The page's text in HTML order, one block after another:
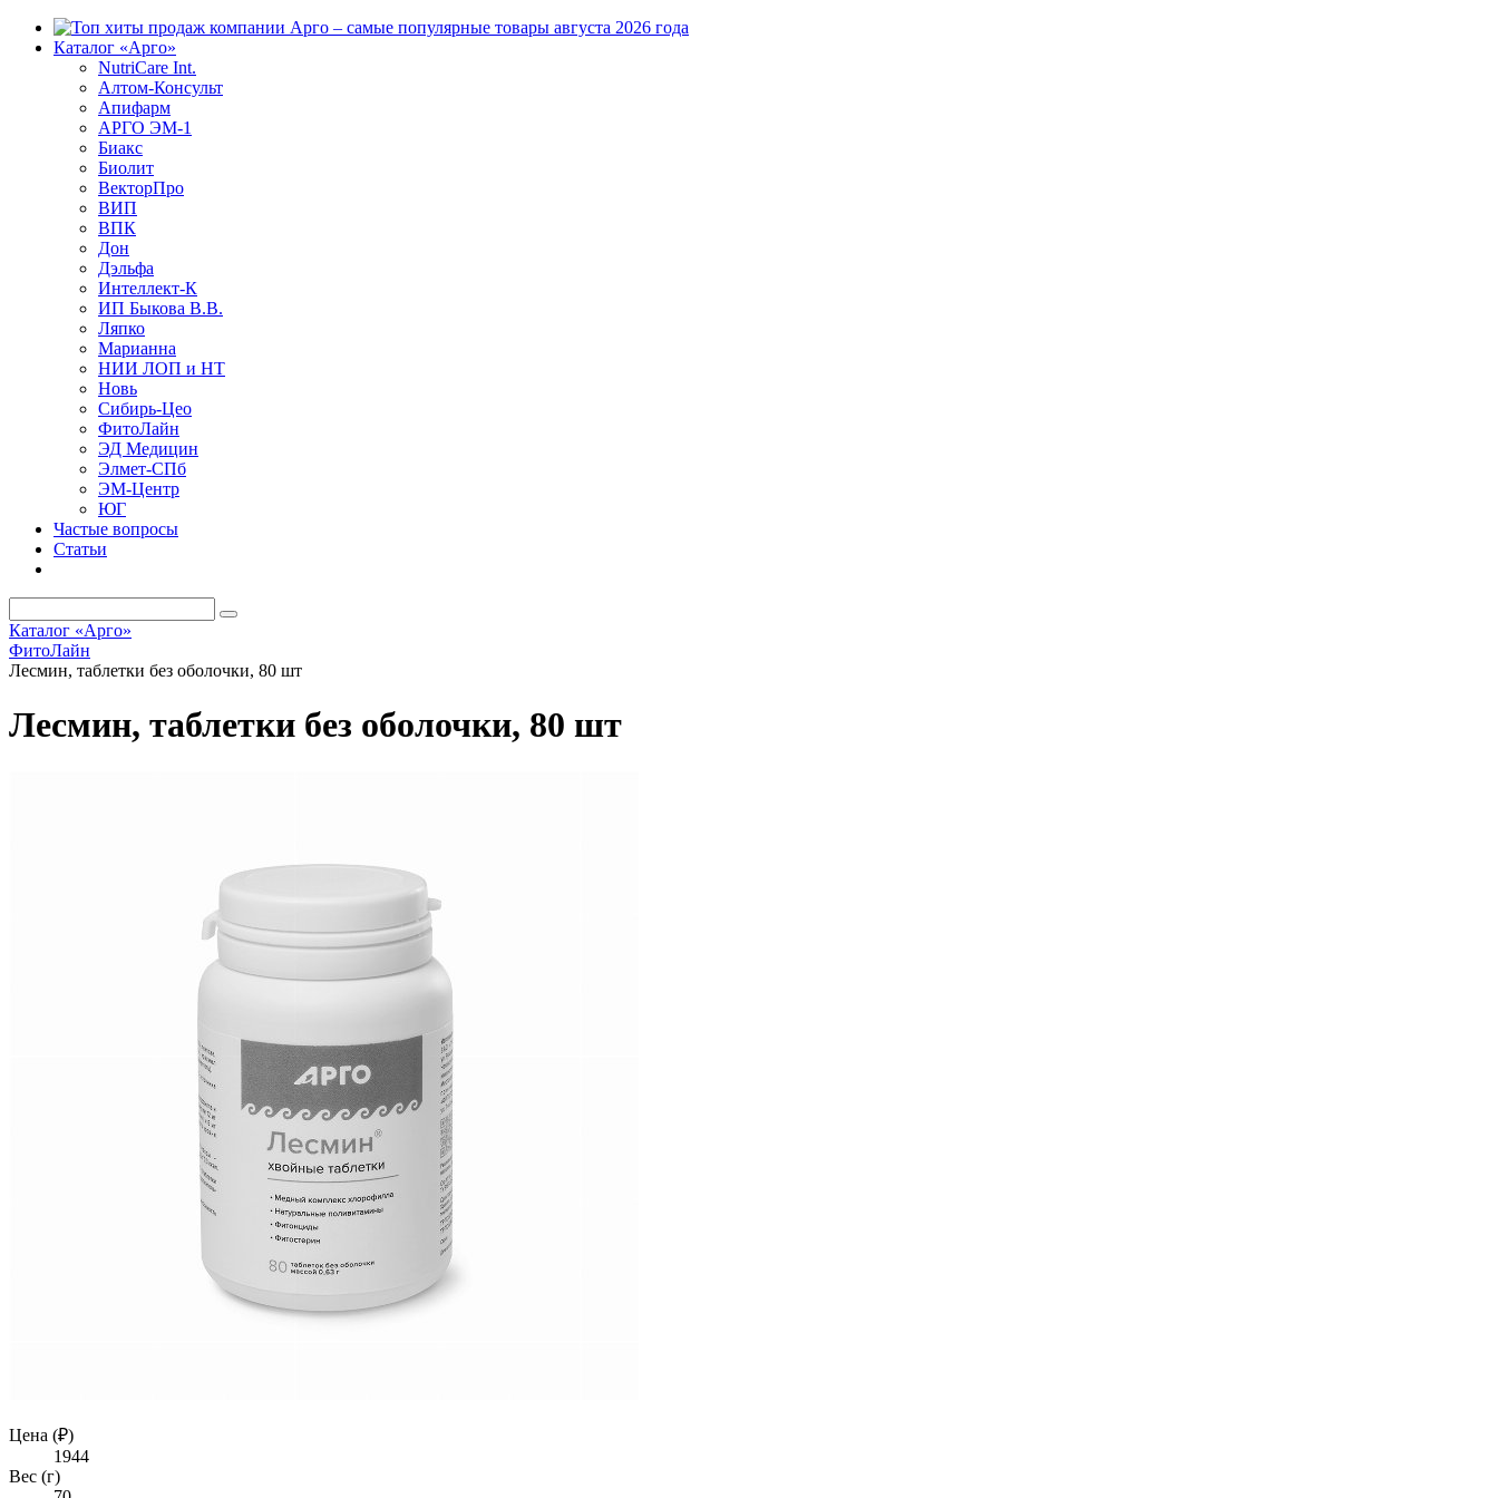
Каталог «Арго»
NutriCare Int.
Алтом-Консульт
Апифарм
АРГО ЭМ-1
Биакс
Биолит
ВекторПро
ВИП
ВПК
Дон
Дэльфа
Интеллект-К
ИП Быкова В.В.
Ляпко
Марианна
НИИ ЛОП и НТ
Новь
Сибирь-Цео
ФитоЛайн
ЭД Медицин
Элмет-СПб
ЭМ-Центр
ЮГ
Частые вопросы
Статьи
Каталог «Арго»
ФитоЛайн
Лесмин, таблетки без оболочки, 80 шт
Лесмин, таблетки без оболочки, 80 шт
Цена (₽)
1944
Вес (г)